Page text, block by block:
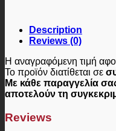
Description
Reviews (0)
Η αναγραφόμενη τιμή
Το προϊόν διατίθεται σε
Με κάθε παραγγελία
αποτελούν τη
Reviews